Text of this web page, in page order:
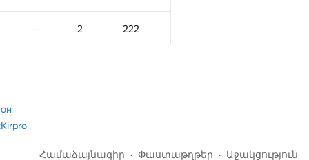
— 2 222
2 178
Համաձայնագիր Փաստաթղթեր Աջակցություն